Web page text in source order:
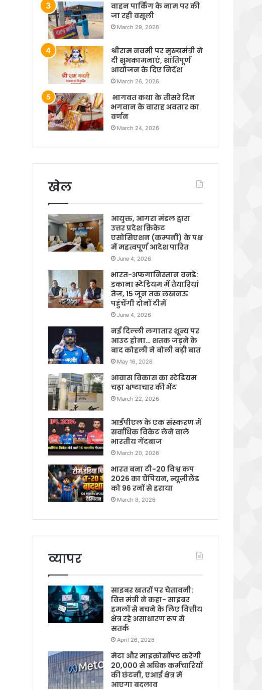
वाहन पार्किंग के नाम पर की
जा रही वसूली
March 29, 2026
श्रीराम नवमी पर मुख्यमंत्री ने
दी शुभकामनाएं, शांतिपूर्ण
आयोजन के दिए निर्देश
March 26, 2026
भागवत कथा के तीसरे दिन
भगवान के वाराह अवतार का
वर्णन
March 24, 2026
खेल
आयुक्त, आगरा मंडल द्वारा
उत्तर प्रदेश क्रिकेट
एसोसिएशन (कम्पनी) के पक्ष
में महत्वपूर्ण आदेश पारित
June 4, 2026
भारत-अफगानिस्तान वनडे:
इकाना स्टेडियम में तैयारियां
तेज, 15 जून तक लखनऊ
पहुंचेंगी दोनों टीमें
June 4, 2026
नई दिल्ली लगातार शून्य पर
आउट होना… शतक जड़ने के
बाद कोहली ने बोली बड़ी बात
May 16, 2026
आवास विकास का स्टेडियम
चढ़ा भ्रष्टाचार की भेंट
March 22, 2026
आईपीएल के एक संस्करण में
सर्वाधिक विकेट लेने वाले
भारतीय गेंदबाज
March 20, 2026
भारत बना टी-20 विश्व कप
2026 का चैंपियन, न्यूज़ीलैंड
को 96 रनों से हराया
March 8, 2026
व्यापर
साइबर खतरों पर चेतावनी:
वित्त मंत्री ने कहा- साइबर
हमलों से बचने के लिए वित्तीय
क्षेत्र रहे असाधारण रूप से
सतर्क
April 26, 2026
मेटा और माइक्रोसॉफ्ट करेगी
20,000 से अधिक कर्मचारियों
की छंटनी, एआई क्षेत्र में
आएगा बदलाव